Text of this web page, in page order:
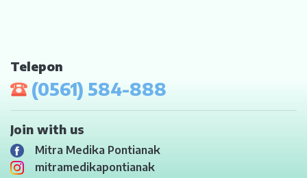
Telepon
(0561) 584-888
Join with us
Mitra Medika Pontianak
mitramedikapontianak